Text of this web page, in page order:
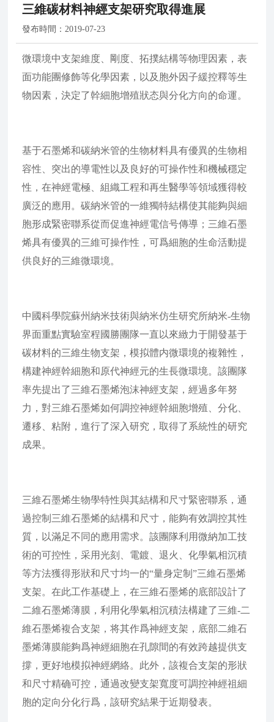
三維碳材料神經支架研究取得進展
發布時間：2019-07-23
微環境中支架維度、剛度、拓撲結構等物理因素，表
面功能團修飾等化學因素，以及胞外因子緩控釋等生
物因素，決定了幹細胞增殖狀态與分化方向的命運。
基于石墨烯和碳納米管的生物材料具有優異的生物相
容性、突出的導電性以及良好的可操作性和機械穩定
性，在神經電極、組織工程和再生醫學等領域獲得較
廣泛的應用。碳納米管的一維獨特結構使其能夠與細
胞形成緊密聯系從而促進神經電信号傳導；三維石墨
烯具有優異的三維可操作性，可爲細胞的生命活動提
供良好的三維微環境。
中國科學院蘇州納米技術與納米仿生研究所納米-生物
界面重點實驗室程國勝團隊一直以來緻力于開發基于
碳材料的三維生物支架，模拟體内微環境的複雜性，
構建神經幹細胞和原代神經元的生長微環境。該團隊
率先提出了三維石墨烯泡沫神經支架，經過多年努
力，對三維石墨烯如何調控神經幹細胞增殖、分化、
遷移、粘附，進行了深入研究，取得了系統性的研究
成果。
三維石墨烯生物學特性與其結構和尺寸緊密聯系，通
過控制三維石墨烯的結構和尺寸，能夠有效調控其性
質，以滿足不同的應用需求。該團隊利用微納加工技
術的可控性，采用光刻、電鍍、退火、化學氣相沉積
等方法獲得形狀和尺寸均一的“量身定制”三維石墨烯
支架。在此工作基礎上，在三維石墨烯的底部設計了
二維石墨烯薄膜，利用化學氣相沉積法構建了三維-二
維石墨烯複合支架，将其作爲神經支架，底部二維石
墨烯薄膜能夠爲神經細胞在孔隙間的有效跨越提供支
撐，更好地模拟神經網絡。此外，該複合支架的形狀
和尺寸精确可控，通過改變支架寬度可調控神經祖細
胞的定向分化行爲，該研究結果于近期發表。